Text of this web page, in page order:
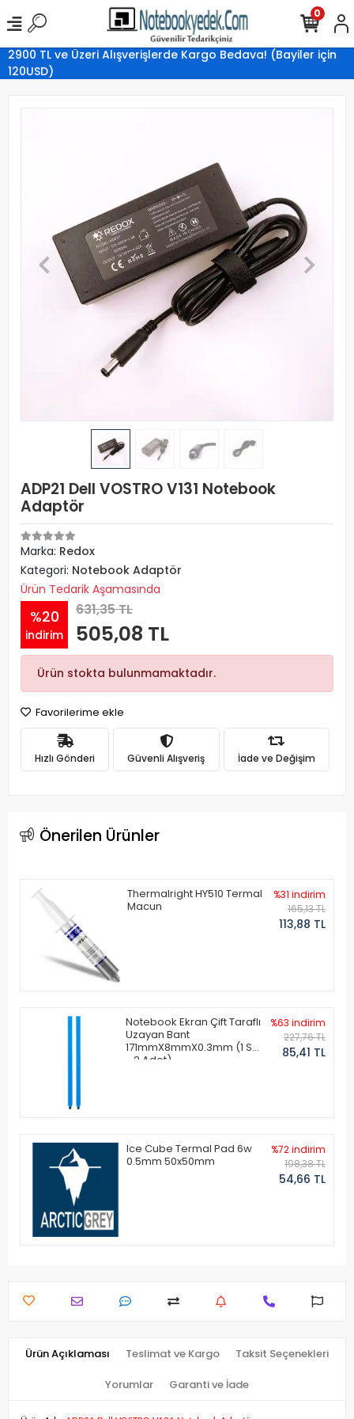
2900 TL ve Üzeri Alışverişlerde Kargo Bedava! (Bayiler için
120USD)
0
ADP21 Dell VOSTRO V131 Notebook
Adaptör
Marka: Redox
Kategori: Notebook Adaptör
Ürün Tedarik Aşamasında
%20
indirim
631,35 TL
505,08 TL
Ürün stokta bulunmamaktadır.
Favorilerime ekle
Hızlı Gönderi Güvenli Alışveriş İade ve Değişim
Önerilen Ürünler
Thermalright HY510 Termal
Macun
%31 indirim
165,13 TL
113,88 TL
Notebook Ekran Çift Taraflı
Uzayan Bant
171mmX8mmX0.3mm (1 Set
- 2 Adet)
%63 indirim
227,76 TL
85,41 TL
Ice Cube Termal Pad 6w
0.5mm 50x50mm
%72 indirim
198,38 TL
54,66 TL
Ürün Açıklaması Teslimat ve Kargo Taksit Seçenekleri
Yorumlar Garanti ve İade